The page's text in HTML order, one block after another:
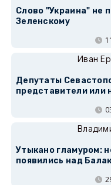
Слово "Украина" не
Зеленскому
Иван
Депутаты
представители или
Утыкано гламуром:
появились над